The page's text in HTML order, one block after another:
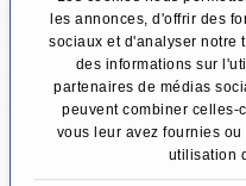
les annonces, d'offrir des
sociaux et d'analyser notre
des informations sur
partenaires de médias
peuvent combiner celles-
vous leur avez fournies
utilisation
Parmi les autres
trouve une lenteur
augmentation du
instabilité lors de la
Cela est dû à un